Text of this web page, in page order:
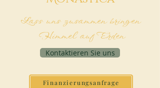
Lass uns zusammen bringen
Himmel auf Erden
Kontaktieren Sie uns
Finanzierungsanfrage